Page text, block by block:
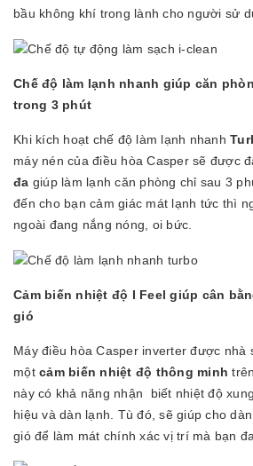
bầu không khí trong lành cho người sử
Chế độ làm lạnh nhanh giúp căn
trong 3 phút
Khi kích hoạt chế độ làm lạnh nhanh
máy nén của điều hòa Casper sẽ được
đa giúp làm lạnh căn phòng chỉ sau 3
đến cho bạn cảm giác mát lạnh tức thì
ngoài đang nắng nóng, oi bức.
Cảm biến nhiệt độ I Feel giúp cân
gió
Máy điều hòa Casper inverter được nhà
một cảm biến nhiệt độ thông minh
này có khả năng nhận biết nhiệt độ
hiệu và dàn lạnh. Tù đó, sẽ giúp cho
gió để làm mát chính xác vị trí mà bạn